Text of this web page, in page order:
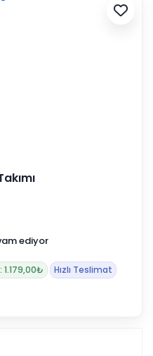
ediyor
1.179,00₺ Hızlı Teslimat